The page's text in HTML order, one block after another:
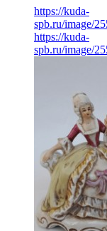
https://kuda-
spb.ru/image/
https://kuda-
spb.ru/image/